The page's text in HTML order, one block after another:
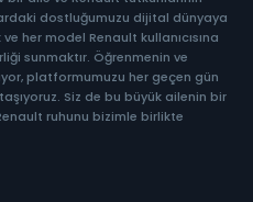
dostluğumuzu dijital dünyaya
her model Renault kullanıcısına
sunmaktır. Öğrenmenin ve
platformumuzu her geçen gün
Siz de bu büyük ailenin bir
ruhunu bizimle birlikte